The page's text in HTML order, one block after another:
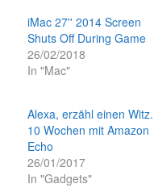
iMac 27'' 2014 Screen
Shuts Off During Game
26/02/2018
In "Mac"
Alexa, erzähl einen Witz.
10 Wochen mit Amazon
Echo
26/01/2017
In "Gadgets"